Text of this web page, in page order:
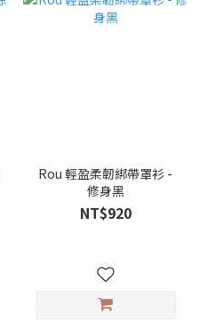
Rou 輕盈柔韌綁帶罩衫 -
修身黑
NT$920